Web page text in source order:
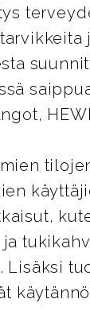
ja
Lisäksi